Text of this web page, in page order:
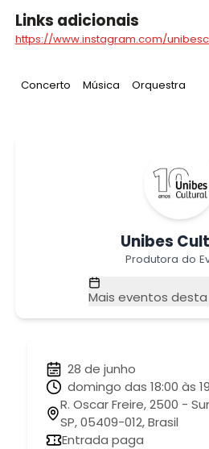
Links adicionais
https://www.instagram.com/
Tag:
Concerto Tag:
Música Tag:
Orquestra
Unibes
Produtora do
Mais eventos
28 de junho
domingo das 18:00 às
R. Oscar Freire, 2500 -
SP, 05409-012, Brasil
Entrada paga